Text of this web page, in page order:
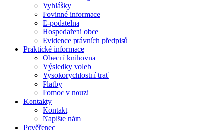
Vyhlášky
Povinné informace
E-podatelna
Hospodaření obce
Evidence právních předpisů
Praktické informace
Obecní knihovna
Výsledky voleb
Vysokorychlostní trať
Platby
Pomoc v nouzi
Kontakty
Kontakt
Napište nám
Pověřenec